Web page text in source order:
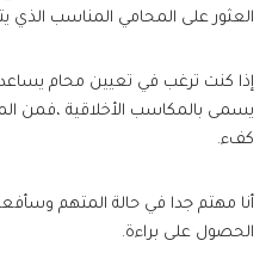
العثور على المحامي المناسب
إذا كنت ترغب في تعيين محام
يسمى بالمكاسب الأخلاقية ،فمن
كفء.
أنا مهتم جدا في حالة المتهم
الحصول على براءة.